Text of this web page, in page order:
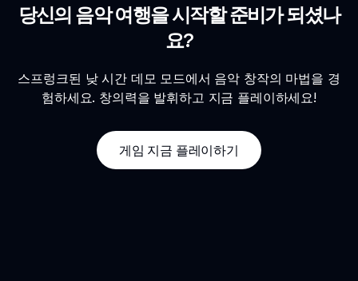
당신의 음악 여행을 시작할 준비가 되셨나
요?
스프렁크된 낮 시간 데모 모드에서 음악 창작의 마법을 경
험하세요. 창의력을 발휘하고 지금 플레이하세요!
게임 지금 플레이하기